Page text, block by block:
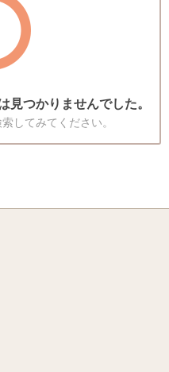
見つかりませんでした。
してみてください。